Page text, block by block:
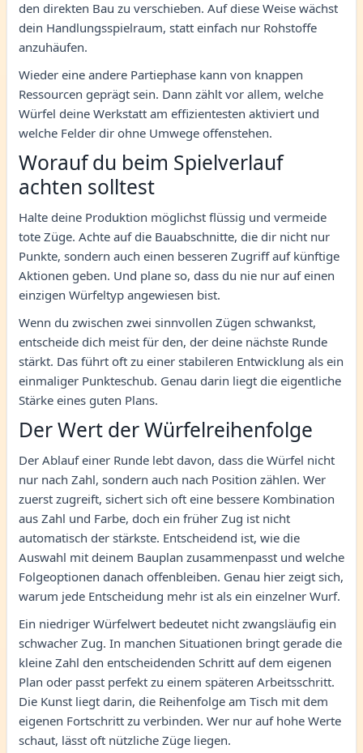
den direkten Bau zu verschieben. Auf diese Weise wächst
dein Handlungsspielraum, statt einfach nur Rohstoffe
anzuhäufen.
Wieder eine andere Partiephase kann von knappen
Ressourcen geprägt sein. Dann zählt vor allem, welche
Würfel deine Werkstatt am effizientesten aktiviert und
welche Felder dir ohne Umwege offenstehen.
Worauf du beim Spielverlauf
achten solltest
Halte deine Produktion möglichst flüssig und vermeide
tote Züge. Achte auf die Bauabschnitte, die dir nicht nur
Punkte, sondern auch einen besseren Zugriff auf künftige
Aktionen geben. Und plane so, dass du nie nur auf einen
einzigen Würfeltyp angewiesen bist.
Wenn du zwischen zwei sinnvollen Zügen schwankst,
entscheide dich meist für den, der deine nächste Runde
stärkt. Das führt oft zu einer stabileren Entwicklung als ein
einmaliger Punkteschub. Genau darin liegt die eigentliche
Stärke eines guten Plans.
Der Wert der Würfelreihenfolge
Der Ablauf einer Runde lebt davon, dass die Würfel nicht
nur nach Zahl, sondern auch nach Position zählen. Wer
zuerst zugreift, sichert sich oft eine bessere Kombination
aus Zahl und Farbe, doch ein früher Zug ist nicht
automatisch der stärkste. Entscheidend ist, wie die
Auswahl mit deinem Bauplan zusammenpasst und welche
Folgeoptionen danach offenbleiben. Genau hier zeigt sich,
warum jede Entscheidung mehr ist als ein einzelner Wurf.
Ein niedriger Würfelwert bedeutet nicht zwangsläufig ein
schwacher Zug. In manchen Situationen bringt gerade die
kleine Zahl den entscheidenden Schritt auf dem eigenen
Plan oder passt perfekt zu einem späteren Arbeitsschritt.
Die Kunst liegt darin, die Reihenfolge am Tisch mit dem
eigenen Fortschritt zu verbinden. Wer nur auf hohe Werte
schaut, lässt oft nützliche Züge liegen.